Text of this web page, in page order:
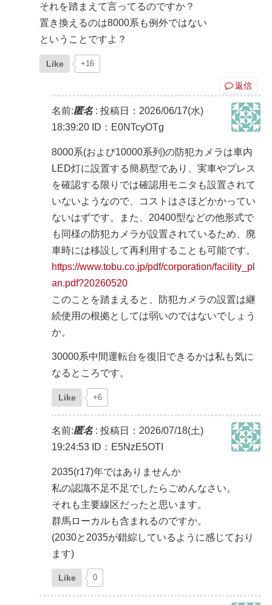
それを踏まえて言ってるのですか？
置き換えるのは8000系も例外ではない
ということですよ？
Like +16
返信
名前:匿名: 投稿日：2026/06/17(水)
18:39:20 ID：E0NTcyOTg
8000系(および10000系列)の防犯カメラは車内
LED灯に設置する簡易型であり、実車やプレス
を確認する限りでは確認用モニタも設置されて
いないようなので、コストはさほどかかってい
ないはずです。また、20400型などの他形式で
も同様の防犯カメラが設置されているため、廃
車時には移設して再利用することも可能です。
https://www.tobu.co.jp/pdf/corporation/facility_pl
an.pdf?20260520
このことを踏まえると、防犯カメラの設置は継
続使用の根拠としては弱いのではないでしょう
か。
30000系中間運転台を復旧できるかは私も気に
なるところです。
Like +6
名前:匿名: 投稿日：2026/07/18(土)
19:24:53 ID：E5NzE5OTI
2035(r17)年ではありませんか
私の認識不足不足でしたらごめんなさい。
それも主要線区だったと思います。
群馬ローカルも含まれるのですか。
(2030と2035が錯綜しているように感じており
ます)
Like 0